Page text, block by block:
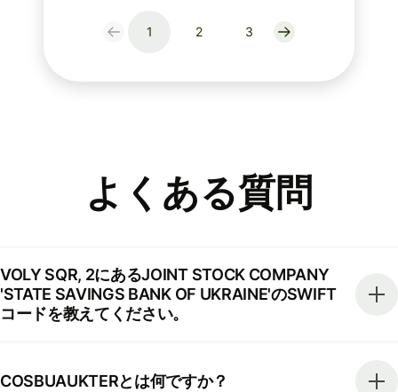
1 2 3
よくある質問
VOLY SQR, 2にあるJOINT STOCK COMPANY
'STATE SAVINGS BANK OF UKRAINE'のSWIFT
コードを教えてください。
COSBUAUKTERとは何ですか？